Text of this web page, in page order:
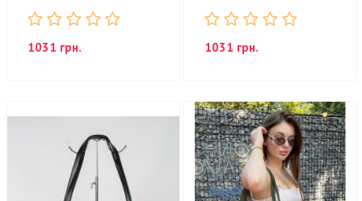
1031 грн. 1031 грн.